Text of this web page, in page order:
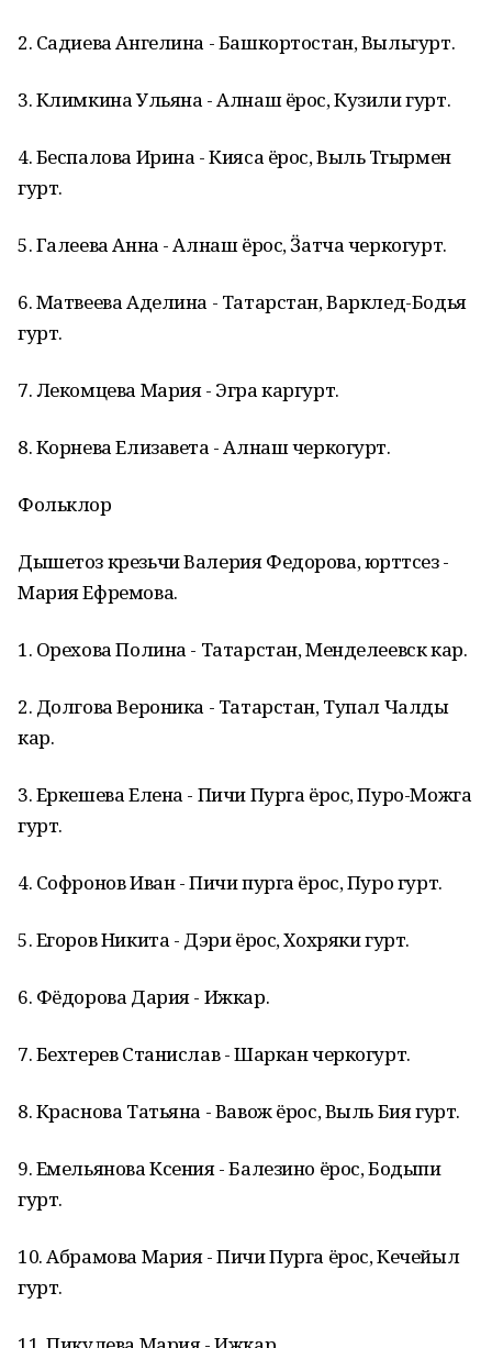
2. Садиева Ангелина - Башкортостан, Выльгурт.
3. Климкина Ульяна - Алнаш ёрос, Кузили гурт.
4. Беспалова Ирина - Кияса ёрос, Выль Тӥгырмен
гурт.
5. Галеева Анна - Алнаш ёрос, Ӟатча черкогурт.
6. Матвеева Аделина - Татарстан, Варклед-Бодья
гурт.
7. Лекомцева Мария - Эгра каргурт.
8. Корнева Елизавета - Алнаш черкогурт.
Фольклор
Дышетоз крезьчи Валерия Федорова, юрттӥсез -
Мария Ефремова.
1. Орехова Полина - Татарстан, Менделеевск кар.
2. Долгова Вероника - Татарстан, Тупал Чалды
кар.
3. Еркешева Елена - Пичи Пурга ёрос, Пуро-Можга
гурт.
4. Софронов Иван - Пичи пурга ёрос, Пуро гурт.
5. Егоров Никита - Дэри ёрос, Хохряки гурт.
6. Фёдорова Дария - Ижкар.
7. Бехтерев Станислав - Шаркан черкогурт.
8. Краснова Татьяна - Вавож ёрос, Выль Бия гурт.
9. Емельянова Ксения - Балезино ёрос, Бодыпи
гурт.
10. Абрамова Мария - Пичи Пурга ёрос, Кечейыл
гурт.